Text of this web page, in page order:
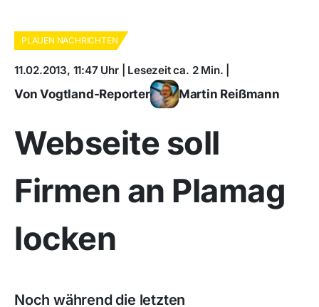
PLAUEN NACHRICHTEN
11.02.2013, 11:47 Uhr | Lesezeit ca. 2 Min. |
Von Vogtland-Reporter Martin Reißmann
Webseite soll
Firmen an Plamag
locken
Noch während die letzten